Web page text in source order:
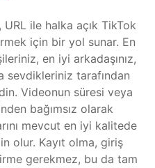
ile halka açık TikTok
için bir yol sunar. En
en iyi arkadaşınız,
sevdikleriniz tarafından
Videonun süresi veya
bağımsız olarak
mevcut en iyi kalitede
olur. Kayıt olma, giriş
gerekmez, bu da tam